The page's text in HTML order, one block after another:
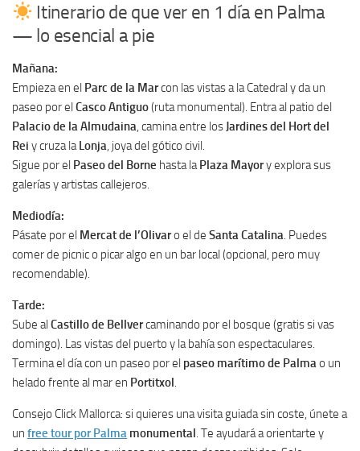
Itinerario de que ver en 1 día en Palma
— lo esencial a pie
Mañana:
Empieza en el Parc de la Marcon las vistas a la Catedral y da un
paseo por el Casco Antiguo(ruta monumental). Entra al patio del
Palacio de la Almudaina , camina entre los Jardines del Hort del
Rei y cruza la Lonja , joya del gótico civil.
Sigue por el Paseo del Borne hasta la Plaza Mayory explora sus
galerías y artistas callejeros.
Mediodía:
Pásate por el Mercat de l’Olivaro el de Santa Catalina . Puedes
comer de picnic o picar algo en un bar local (opcional, pero muy
recomendable).
Tarde:
Sube al Castillo de Bellvercaminando por el bosque (gratis si vas
domingo). Las vistas del puerto y la bahía son espectaculares.
Termina el día con un paseo por el paseo marítimo de Palma o un
helado frente al mar en Portitxol
Consejo Click Mallorca: si quieres una visita guiada sin coste, únete a
un free tour por Palma monumental . Te ayudará a orientarte y